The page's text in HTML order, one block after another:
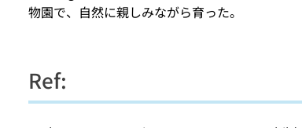
物園で、自然に親しみながら育った。
Ref: